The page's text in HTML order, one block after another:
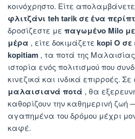
κοινόχρηστο. Είτε
φλιτζάνι teh tarik σε ένα
δροσίζεστε με παγωμένο Milo
μέρα , είτε δοκιμάζετε kopi O
kopitiam , τα ποτά της
ιστορία ενός πολιτισμού που
κινεζικά και ινδικά επιρροές.
μαλαισιανά ποτά , θα
καθορίζουν την καθημερινή ζωή
αγαπημένα του δρόμου μέχρι
καφέ.